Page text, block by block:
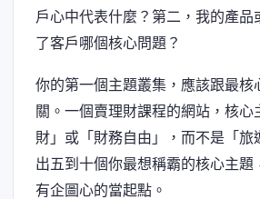
戶心中代表什麼？第二，我的產品
了客戶哪個核心問題？
你的第一個主題叢集，應該跟最核
關。一個賣理財課程的網站，核心
財」或「財務自由」，而不是「旅
出五到十個你最想稱霸的核心主題
有企圖心的當起點。